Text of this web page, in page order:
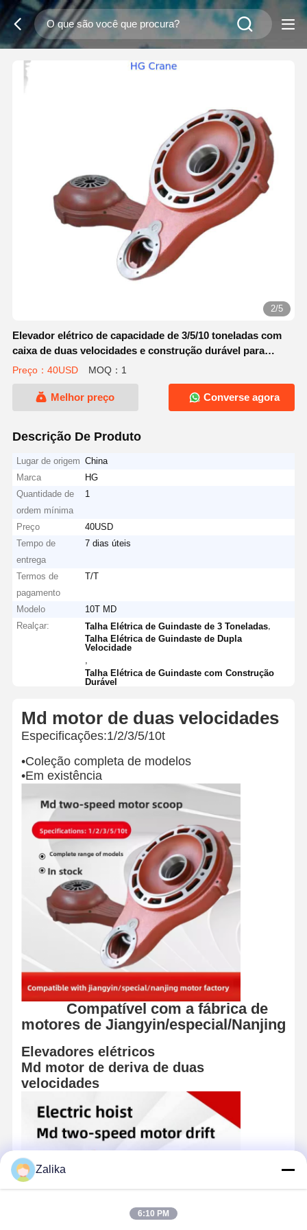
2/5
Elevador elétrico de capacidade de 3/5/10 toneladas com
caixa de duas velocidades e construção durável para
acessórios de guindastes
Preço：40USD MOQ：1
Melhor preço Converse agora
Descrição De Produto
Lugar de origem China
Marca
HG
Quantidade de
ordem mínima
1
Preço
40USD
Tempo de
entrega
7 dias úteis
Termos de
pagamento
T/T
Modelo
10T MD
Realçar:
Talha Elétrica de Guindaste de 3 Toneladas
Talha Elétrica de Guindaste de Dupla
Velocidade
Talha Elétrica de Guindaste com Construção
Durável
Md motor de duas velocidades
Especificações:1/2/3/5/10t
•Coleção completa de modelos
•Em existência
Compatível com a fábrica de
motores de Jiangyin/especial/Nanjing
Elevadores elétricos
Md motor de deriva de duas
velocidades
Zalika
6:10 PM